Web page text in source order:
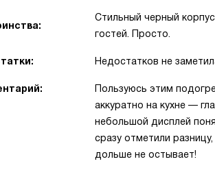
Стильный черный
гостей. Просто.
Недостатков не
Пользуюсь этим
аккуратно на кухне —
небольшой дисплей
сразу отметили
дольше не остывает!